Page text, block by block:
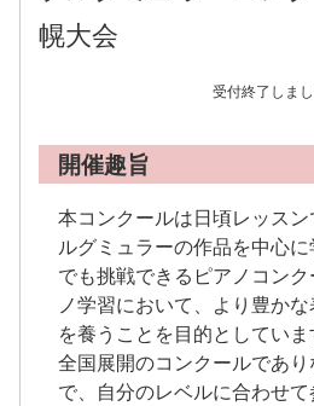
幌大会
受付終了しま
開催趣旨
本コンクールは日頃レッス
ルグミュラーの作品を中心
でも挑戦できるピアノコン
ノ学習において、より豊か
を養うことを目的としていま
全国展開のコンクールであ
で、自分のレベルに合わせ